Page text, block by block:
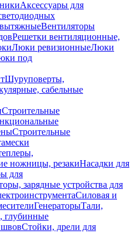
Аксессуары для
Вентиляторы
Решетки вентиляционные,
Люки ревизионныеЛюки
под
Шуруповерты,
сабельные
Строительные
Строительные
ножницы, резакиНасадки для
для
зарядные устройства для
Силовая и
ГенераторыТали,
глубинные
швовСтойки, дрели для